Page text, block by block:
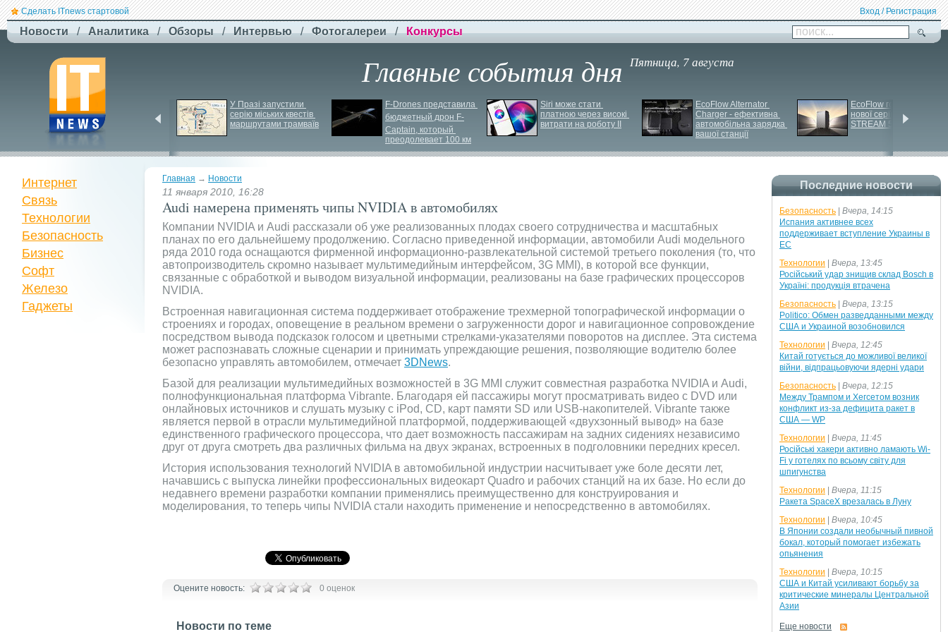
Сделать ITnews стартовой Вход / Регистрация
Новости / Аналитика / Обзоры / Интервью / Фотогалереи / Конкурсы поиск...
Главные события дня Пятница, 7 августа
плату за ручну поклажу
У Празі запустили
серію міських квестів
маршрутами трамваїв
F-Drones представила
бюджетный дрон F-
Сaptain, который
преодолевает 100 км
Siri може стати
платною через високі
витрати на роботу ІІ
EcoFlow Alternator
Charger - ефективна
автомобільна зарядка
вашої станції
EcoFlow готує анонс
нової серії станцій -
STREAM 5000
Главная → Новости
11 января 2010, 16:28
Audi намерена применять чипы NVIDIA в автомобилях
Компании NVIDIA и Audi рассказали об уже реализованных плодах своего сотрудничества и масштабных
планах по его дальнейшему продолжению. Согласно приведенной информации, автомобили Audi модельного
ряда 2010 года оснащаются фирменной информационно-развлекательной системой третьего поколения (то, что
автопроизводитель скромно называет мультимедийным интерфейсом, 3G MMI), в которой все функции,
связанные с обработкой и выводом визуальной информации, реализованы на базе графических процессоров
NVIDIA.
Встроенная навигационная система поддерживает отображение трехмерной топографической информации о
строениях и городах, оповещение в реальном времени о загруженности дорог и навигационное сопровождение
посредством вывода подсказок голосом и цветными стрелками-указателями поворотов на дисплее. Эта система
может распознавать сложные сценарии и принимать упреждающие решения, позволяющие водителю более
безопасно управлять автомобилем, отмечает 3DNews.
Базой для реализации мультимедийных возможностей в 3G MMI служит совместная разработка NVIDIA и Audi,
полнофункциональная платформа Vibrante. Благодаря ей пассажиры могут просматривать видео с DVD или
онлайновых источников и слушать музыку с iPod, CD, карт памяти SD или USB-накопителей. Vibrante также
является первой в отрасли мультимедийной платформой, поддерживающей «двухзонный вывод» на базе
единственного графического процессора, что дает возможность пассажирам на задних сидениях независимо
друг от друга смотреть два различных фильма на двух экранах, встроенных в подголовники передних кресел.
История использования технологий NVIDIA в автомобильной индустрии насчитывает уже боле десяти лет,
начавшись с выпуска линейки профессиональных видеокарт Quadro и рабочих станций на их базе. Но если до
недавнего времени разработки компании применялись преимущественно для конструирования и
моделирования, то теперь чипы NVIDIA стали находить применение и непосредственно в автомобилях.
Оцените новость: 0 оценок
Новости по теме
Интернет
Связь
Технологии
Безопасность
Бизнес
Софт
Железо
Гаджеты
Последние новости
Безопасность
Вчера, 14:15
Испания активнее всех
поддерживает вступление Украины в
ЕС
Технологии
Вчера, 13:45
Російський удар знищив склад Bosch в
Україні: продукція втрачена
Безопасность
Вчера, 13:15
Politico: Обмен разведданными между
США и Украиной возобновился
Технологии
Вчера, 12:45
Китай готується до можливої великої
війни, відпрацьовуючи ядерні удари
Безопасность
Вчера, 12:15
Между Трампом и Хегсетом возник
конфликт из-за дефицита ракет в
США — WP
Технологии
Вчера, 11:45
Російські хакери активно ламають Wi-
Fi у готелях по всьому світу для
шпигунства
Технологии
Вчера, 11:15
Ракета SpaceX врезалась в Луну
Технологии
Вчера, 10:45
В Японии создали необычный пивной
бокал, который помогает избежать
опьянения
Технологии
Вчера, 10:15
США и Китай усиливают борьбу за
критические минералы Центральной
Азии
Еще новости